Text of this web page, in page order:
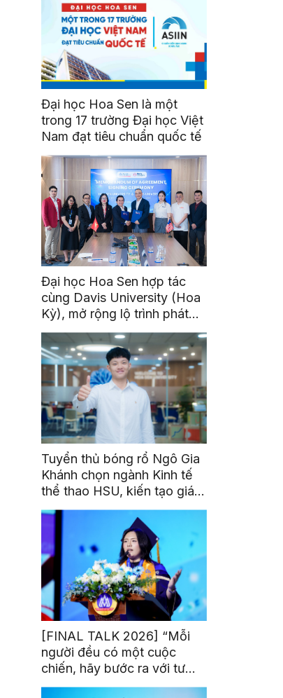
Đại học Hoa Sen là một
trong 17 trường Đại học Việt
Nam đạt tiêu chuẩn quốc tế
Đại học Hoa Sen hợp tác
cùng Davis University (Hoa
Kỳ), mở rộng lộ trình phát
triển toàn cầu cho sinh viên
Tuyển thủ bóng rổ Ngô Gia
Khánh chọn ngành Kinh tế
thể thao HSU, kiến tạo giá
trị từ đam mê thể thao
[FINAL TALK 2026] “Mỗi
người đều có một cuộc
chiến, hãy bước ra với tư
thế của người chiến thắng”